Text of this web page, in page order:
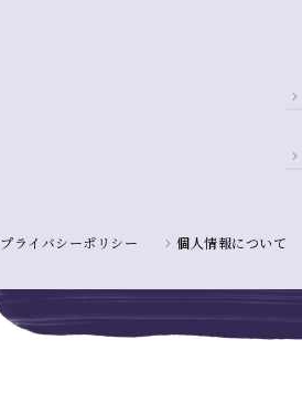
プライバシーポリシー 個人情報について